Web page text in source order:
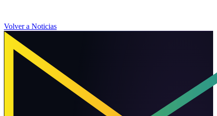
Volver a Noticias